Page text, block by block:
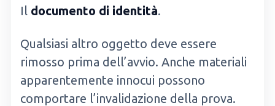
Il documento di identità.
Qualsiasi altro oggetto deve essere
rimosso prima dell’avvio. Anche materiali
apparentemente innocui possono
comportare l’invalidazione della prova.